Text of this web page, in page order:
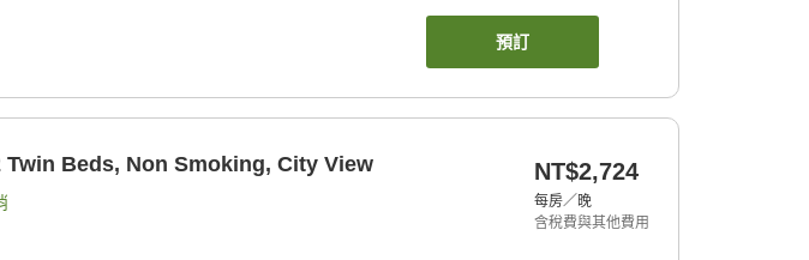
預訂
Beds, Non Smoking, City View NT$2,724
每房／晚
含稅費與其他費用